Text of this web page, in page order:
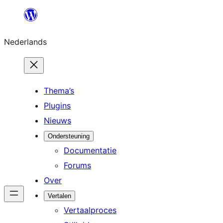
de
inhoud
Nederlands
Thema’s
Plugins
Nieuws
Ondersteuning
Documentatie
Forums
Over
Vertalen
Vertaalproces